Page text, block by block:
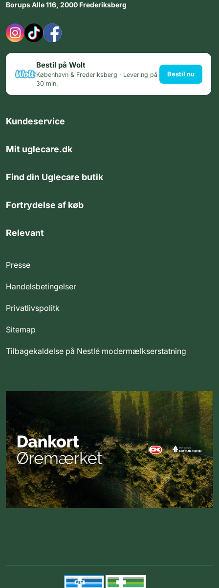
Borups Alle 116, 2000 Frederiksberg
Bestil på Wolt
København & Frederiksberg · Levering på
30 min.
Bestil nu
Kundeservice
Mit uglecare.dk
Find din Uglecare butik
Fortrydelse af køb
Relevant
Presse
Handelsbetingelser
Privatlivspolitk
Sitemap
Tilbagekaldelse på Nestlé modermælkserstatning